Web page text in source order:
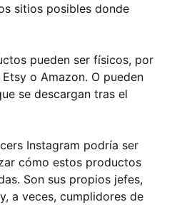
sitios posibles donde
pueden ser físicos, por
o Amazon. O pueden
se descargan tras el
Instagram podría ser
cómo estos productos
Son sus propios jefes,
a veces, cumplidores de